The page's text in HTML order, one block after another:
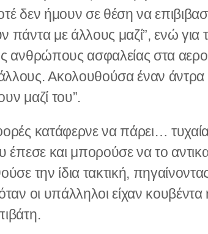
δεν ήμουν σε θέση να
πάντα με άλλους μαζί”, ενώ για
ανθρώπους ασφαλείας στα
Ακολουθούσα έναν άντρα
μαζί του”.
κατάφερνε να πάρει… τυχαία
έπεσε και μπορούσε να το
την ίδια τακτική,
οι υπάλληλοι είχαν